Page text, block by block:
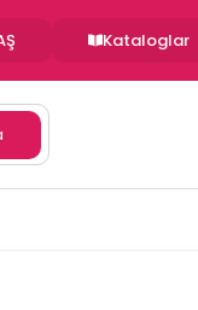
Kataloglar